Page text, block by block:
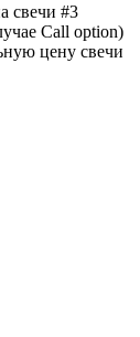
свечи #3
Call option)
цену свечи